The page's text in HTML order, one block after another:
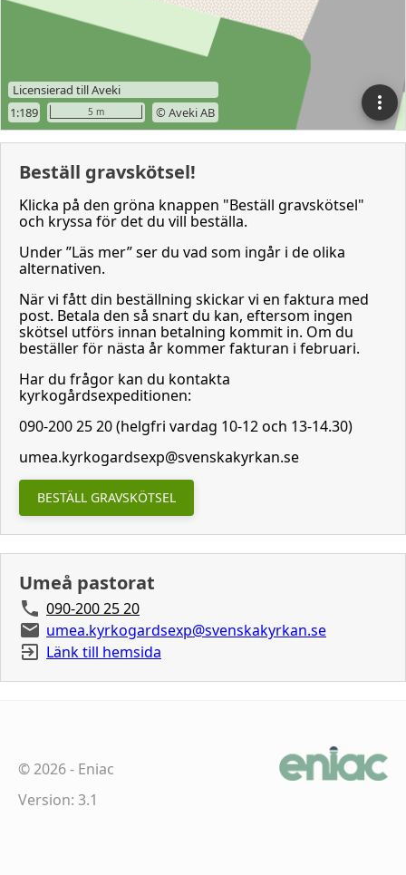
Beställ gravskötsel!
Klicka på den gröna knappen "Beställ gravskötsel"
och kryssa för det du vill beställa.
Under ”Läs mer” ser du vad som ingår i de olika
alternativen.
När vi fått din beställning skickar vi en faktura med
post. Betala den så snart du kan, eftersom ingen
skötsel utförs innan betalning kommit in. Om du
beställer för nästa år kommer fakturan i februari.
Har du frågor kan du kontakta
kyrkogårdsexpeditionen:
090-200 25 20 (helgfri vardag 10-12 och 13-14.30)
umea.kyrkogardsexp@svenskakyrkan.se
BESTÄLL GRAVSKÖTSEL
Umeå pastorat
090-200 25 20
umea.kyrkogardsexp@svenskakyrkan.se
Länk till hemsida
©2026- Eniac
Version: 3.1